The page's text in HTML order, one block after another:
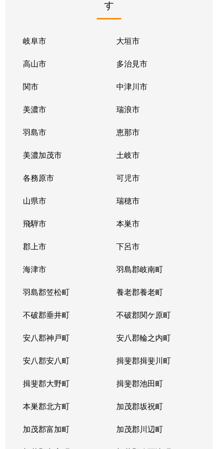
す
岐阜市 大垣市
高山市 多治見市
関市 中津川市
美濃市 瑞浪市
羽島市 恵那市
美濃加茂市 土岐市
各務原市 可児市
山県市 瑞穂市
飛騨市 本巣市
郡上市 下呂市
海津市 羽島郡岐南町
羽島郡笠松町 養老郡養老町
不破郡垂井町 不破郡関ケ原町
安八郡神戸町 安八郡輪之内町
安八郡安八町 揖斐郡揖斐川町
揖斐郡大野町 揖斐郡池田町
本巣郡北方町 加茂郡坂祝町
加茂郡富加町 加茂郡川辺町